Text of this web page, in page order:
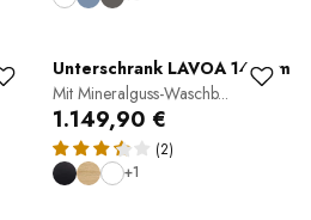
Unterschrank LAVOA 140 cm
Mit Mineralguss-Waschb...
1.149,90 €
(2)
+1